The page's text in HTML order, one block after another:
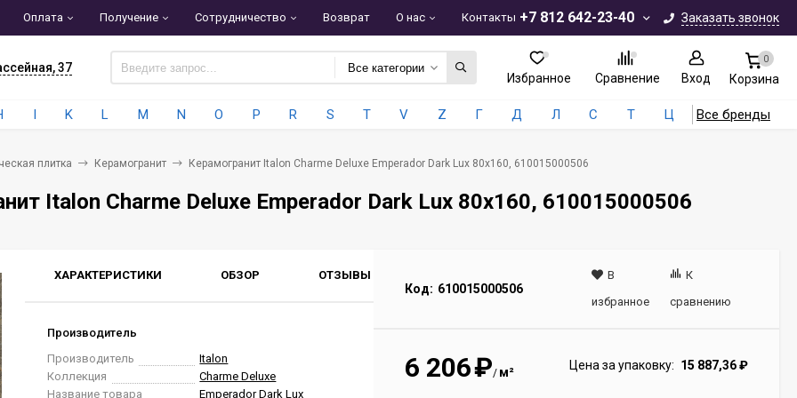
+7 812 642-23-40 Заказать звонок
Оплата Получение Сотрудничество Возврат О нас Контакты
37 Все категории
Избранное Сравнение Вход
0
Корзина
I K L M N O P R S T V Z Г Д Л С Т Ц Все бренды
плитка Керамогранит Керамогранит Italon Charme Deluxe Emperador Dark Lux 80x160, 610015000506
Italon Charme Deluxe Emperador Dark Lux 80x160, 610015000506
ХАРАКТЕРИСТИКИ ОБЗОР ОТЗЫВЫ
Производитель
Производитель
Italon
Коллекция
Charme Deluxe
Название товара
Emperador Dark Lux
Код: 610015000506
В
избранное
К
сравнению
6 206₽/ м² Цена за упаковку: 15 887,36₽